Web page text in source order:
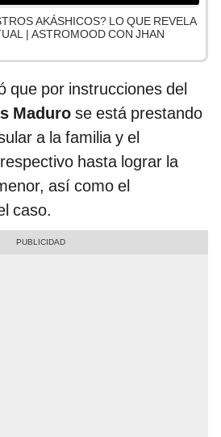
AKÁSHICOS? LO QUE REVELA
| ASTROMOOD CON JHAN
que por instrucciones del
Maduro se está prestando
a la familia y el
hasta lograr la
así como el
caso.